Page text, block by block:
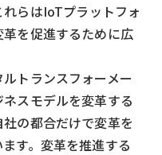
リセット
検索する
らはIoTプラットフォ
を促進するために広
トランスフォーメー
スモデルを変革する
の都合だけで変革を
す。変革を推進する